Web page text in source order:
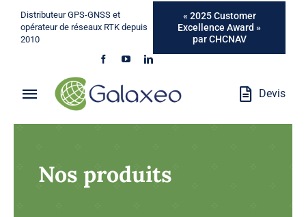
Passer
contenu
Distributeur GPS-GNSS et
opérateur de réseaux RTK depuis
2010
« 2025 Customer
Excellence Award »
par CHCNAV
Toggle
Navigation
Métiers
Devis
Nos produits